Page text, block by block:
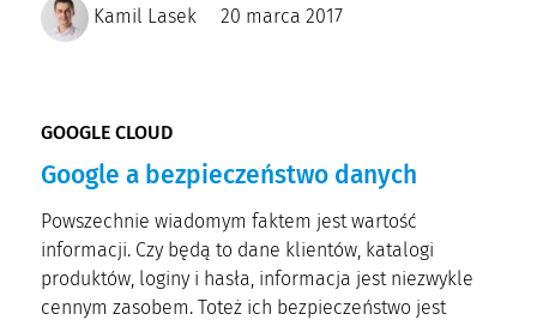
Kamil Lasek 20 marca 2017
GOOGLE CLOUD
Google a bezpieczeństwo danych
Powszechnie wiadomym faktem jest wartość
informacji. Czy będą to dane klientów, katalogi
produktów, loginy i hasła, informacja jest niezwykle
cennym zasobem. Toteż ich bezpieczeństwo jest